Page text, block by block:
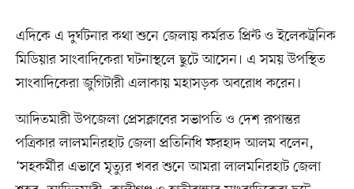
এদিকে এ দুর্ঘটনার কথা শুনে জেলায় কর্মরত প্রিন্ট ও ইলেকট্রনিক
মিডিয়ার সাংবাদিকেরা ঘটনাস্থলে ছুটে আসেন। এ সময় উপস্থিত
সাংবাদিকেরা জুগিটারী এলাকায় মহাসড়ক অবরোধ করেন।
আদিতমারী উপজেলা প্রেসক্লাবের সভাপতি ও দেশ রূপান্তর
পত্রিকার লালমনিরহাট জেলা প্রতিনিধি ফরহাদ আলম বলেন,
‘সহকর্মীর এভাবে মৃত্যুর খবর শুনে আমরা লালমনিরহাট জেলা